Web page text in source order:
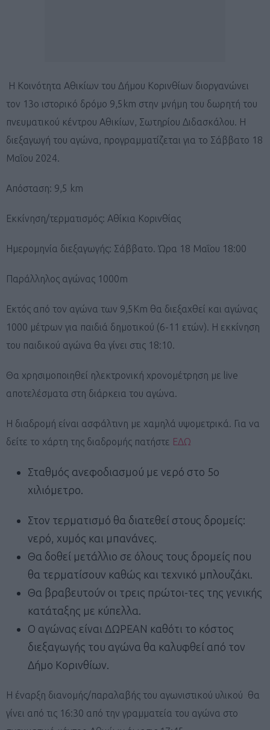
Η Κοινότητα Αθικίων του Δήμου Κορινθίων διοργανώνει
τον 13o ιστορικό δρόμο 9,5km στην μνήμη του δωρητή του
πνευματικού κέντρου Αθικίων, Σωτηρίου Διδασκάλου. Η
διεξαγωγή του αγώνα, προγραμματίζεται για το Σάββατο 18
Μαΐου 2024.
Απόσταση: 9,5 km
Εκκίνηση/τερματισμός: Αθίκια Κορινθίας
Ημερομηνία διεξαγωγής: Σάββατο. Ώρα 18 Μαΐου 18:00
Παράλληλος αγώνας 1000m
Εκτός από τον αγώνα των 9,5Κm θα διεξαχθεί και αγώνας
1000 μέτρων για παιδιά δημοτικού (6-11 ετών). Η εκκίνηση
του παιδικού αγώνα θα γίνει στις 18:10.
Θα χρησιμοποιηθεί ηλεκτρονική χρονομέτρηση με live
αποτελέσματα στη διάρκεια του αγώνα.
Η διαδρομή είναι ασφάλτινη με χαμηλά υψομετρικά. Για να
δείτε το χάρτη της διαδρομής πατήστε ΕΔΩ
Σταθμός ανεφοδιασμού με νερό στο 5ο
χιλιόμετρο.
Στον τερματισμό θα διατεθεί στους δρομείς:
νερό, χυμός και μπανάνες.
Θα δοθεί μετάλλιο σε όλους τους δρομείς που
θα τερματίσουν καθώς και τεχνικό μπλουζάκι.
Θα βραβευτούν οι τρεις πρώτοι-τες της γενικής
κατάταξης με κύπελλα.
Ο αγώνας είναι ΔΩΡΕΑΝ καθότι το κόστος
διεξαγωγής του αγώνα θα καλυφθεί από τον
Δήμο Κορινθίων.
Η έναρξη διανομής/παραλαβής του αγωνιστικού υλικού θα
γίνει από τις 16:30 από την γραμματεία του αγώνα στο